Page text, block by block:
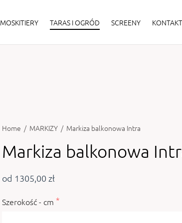
MOSKITIERY TARAS I OGRÓD SCREENY KONTAKT
Home / MARKIZY / Markiza balkonowa Intra
Markiza balkonowa
od 1305,00 zł
Szerokość - cm